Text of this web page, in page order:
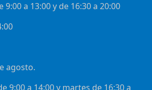
9:00 a 13:00 y de 16:30 a 20:00
agosto.
9:00 a 14:00 y martes de 16:30 a